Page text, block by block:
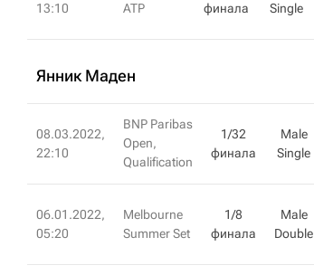
13:10
ATP
финала
Single
Янник Маден
08.03.2022,
22:10
BNP Paribas
Open,
Qualification
1/32
финала
Male
Single
06.01.2022,
05:20
Melbourne
Summer Set
1/8
финала
Male
Double